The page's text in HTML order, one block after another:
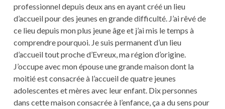
professionnel depuis deux ans en ayant créé un lieu
d’accueil pour des jeunes en grande difficulté. J’ai rêvé de
ce lieu depuis mon plus jeune âge et j’ai mis le temps à
comprendre pourquoi. Je suis permanent d’un lieu
d’accueil tout proche d’Evreux, ma région d’origine.
J’occupe avec mon épouse une grande maison dont la
moitié est consacrée à l’accueil de quatre jeunes
adolescentes et mères avec leur enfant. Dix personnes
dans cette maison consacrée à l’enfance, ça a du sens pour